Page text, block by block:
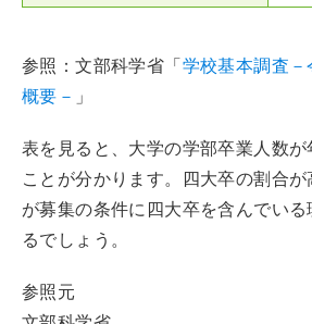
参照：文部科学省「学校基本調査
概要－ 」
表を見ると、大学の学部卒業人数が
ことが分かります。四大卒の割合
が募集の条件に四大卒を含んでいる
るでしょう。
参照元